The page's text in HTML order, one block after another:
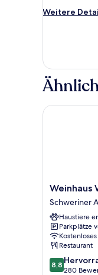
Weitere
Weitere
eigenes
Bad
Weinhaus
Wöhler
Schweriner
Altstadt
Weinhaus
Schweriner
Haustiere
Parkplätze
Restaurant
8.8
von
8,8
280
Weinhaus